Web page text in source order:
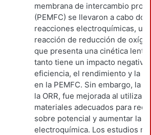
membrana de intercambio
(PEMFC) se llevaron a cabo dos
reacciones electroquímicas,
reacción de reducción de
que presenta una cinética
tanto tiene un impacto negativo
eficiencia, el rendimiento y la
en la PEMFC. Sin embargo, la
la ORR, fue mejorada al utilizar
materiales adecuados para
sobre potencial y aumentar la
electroquímica. Los estudios